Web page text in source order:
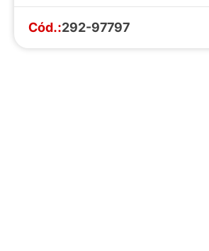
Cód.:292-97797